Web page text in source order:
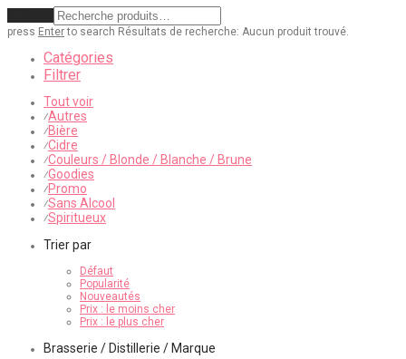
press Enterto search Résultats de recherche: Aucun produit trouvé.
Catégories
Filtrer
Tout voir
⁄Autres
⁄Bière
⁄Cidre
⁄Couleurs / Blonde / Blanche / Brune
⁄Goodies
⁄Promo
⁄Sans Alcool
⁄Spiritueux
Trier par
Défaut
Popularité
Nouveautés
Prix : le moins cher
Prix : le plus cher
Brasserie / Distillerie / Marque